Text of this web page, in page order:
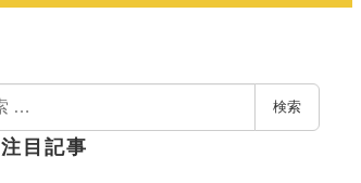
検索
注目記事